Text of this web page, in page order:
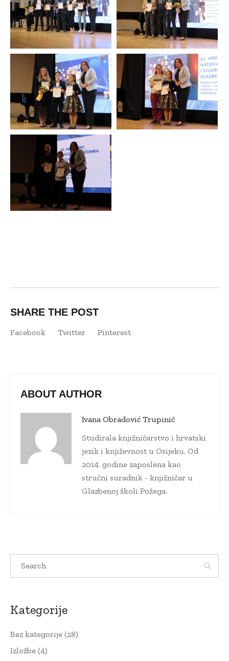
SHARE THE POST
Facebook Twitter Pinterest
ABOUT AUTHOR
Ivana Obradović Trupinić
Studirala knjižničarstvo i hrvatski
jezik i književnost u Osijeku. Od
2014. godine zaposlena kao
stručni suradnik - knjižničar u
Glazbenoj školi Požega.
Kategorije
Bez kategorije (28)
Izložbe (4)